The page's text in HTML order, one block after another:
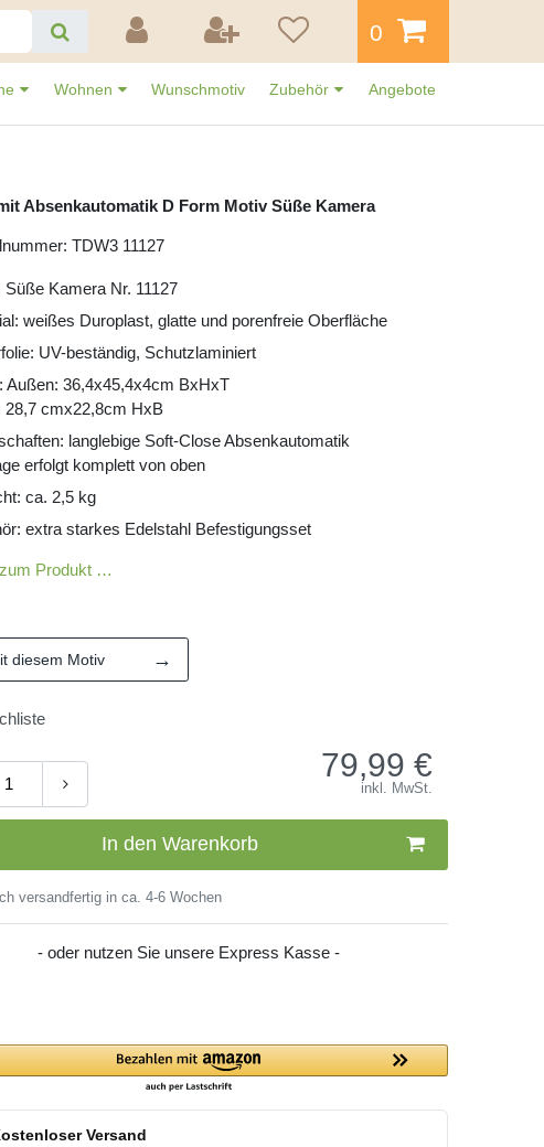
0
Wohnen Wunschmotiv Zubehör Angebote
Absenkautomatik D Form Motiv Süße Kamera
TDW3 11127
Süße Kamera Nr. 11127
weißes Duroplast, glatte und porenfreie Oberfläche
UV-beständig, Schutzlaminiert
Außen: 36,4x45,4x4cm BxHxT
28,7 cmx22,8cm HxB
langlebige Soft-Close Absenkautomatik
erfolgt komplett von oben
ca. 2,5 kg
extra starkes Edelstahl Befestigungsset
Produkt …
diesem Motiv →
79,99 €
inkl. MwSt.
In den Warenkorb
versandfertig in ca. 4-6 Wochen
- oder nutzen Sie unsere Express Kasse -
Versand